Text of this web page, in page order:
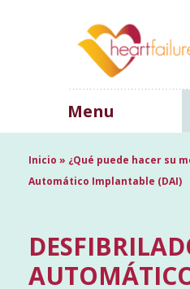
Menu
Inicio » ¿Qué puede hacer su
Automático Implantable (DAI)